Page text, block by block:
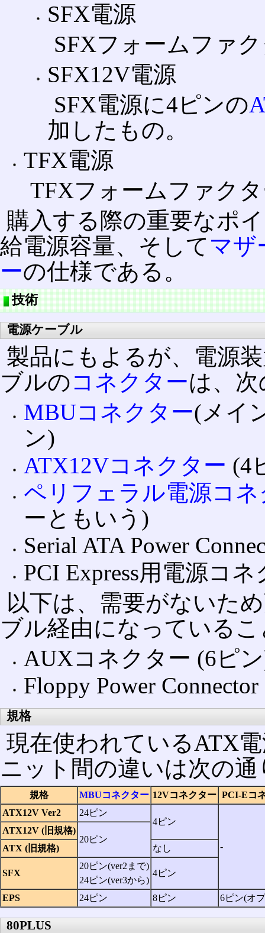
SFX電源
SFXフォームファ
SFX12V電源
SFX電源に4ピンの
加したもの。
TFX電源
TFXフォームファク
購入する際の重要なポ
給電源容量、そしてマザ
ーの仕様である。
技術
電源ケーブル
製品にもよるが、電源
ブルのコネクターは、
MBUコネクター(メイ
ン)
ATX12Vコネクター (4
ペリフェラル電源コ
ーともいう)
Serial ATA Power
PCI Express用電源コ
以下は、需要がないた
ブル経由になっている
AUXコネクター (6ピ
Floppy Power
規格
現在使われているATX
ニット間の違いは次の通
規格 MBUコネクター 12Vコネクター PCI-Eコ
ATX12V Ver2
24ピン
4ピン
‐
ATX12V (旧規格)
20ピン
ATX (旧規格)
なし
SFX
20ピン(ver2まで)
24ピン(ver3から)
4ピン
EPS 24ピン 8ピン 6ピン(オ
80PLUS